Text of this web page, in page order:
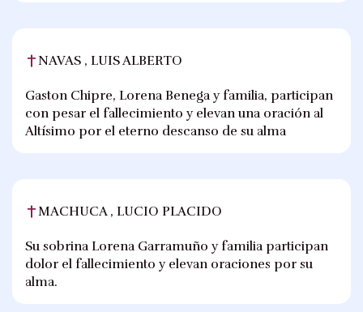
NAVAS , LUIS ALBERTO
Gaston Chipre, Lorena Benega y familia, participan
con pesar el fallecimiento y elevan una oración al
Altísimo por el eterno descanso de su alma
MACHUCA , LUCIO PLACIDO
Su sobrina Lorena Garramuño y familia participan
dolor el fallecimiento y elevan oraciones por su
alma.